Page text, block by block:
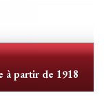
à partir de 1918